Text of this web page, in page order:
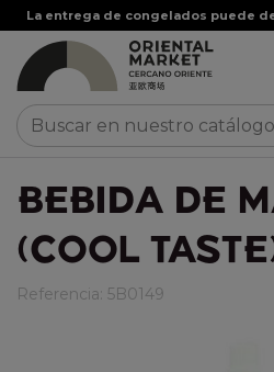
La entrega de congelados puede
BEBIDA DE
(COOL
Referencia: 5B0149